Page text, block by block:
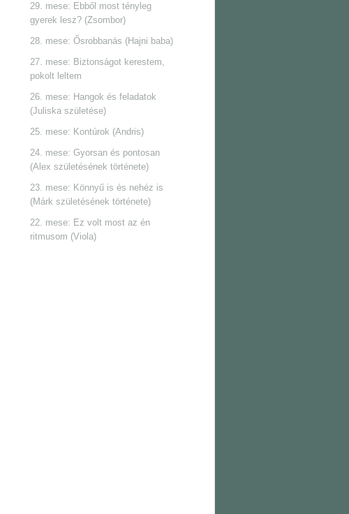
29. mese: Ebből most tényleg
gyerek lesz? (Zsombor)
28. mese: Ősrobbanás (Hajni baba)
27. mese: Biztonságot kerestem,
pokolt leltem
26. mese: Hangok és feladatok
(Juliska születése)
25. mese: Kontúrok (Andris)
24. mese: Gyorsan és pontosan
(Alex születésének története)
23. mese: Könnyű is és nehéz is
(Márk születésének története)
22. mese: Ez volt most az én
ritmusom (Viola)